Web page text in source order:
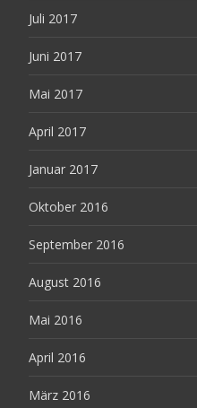
Juli 2017
Juni 2017
Mai 2017
April 2017
Januar 2017
Oktober 2016
September 2016
August 2016
Mai 2016
April 2016
März 2016